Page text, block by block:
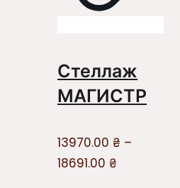
Стеллаж
МАГИСТР
13970.00 ₴ –
18691.00 ₴